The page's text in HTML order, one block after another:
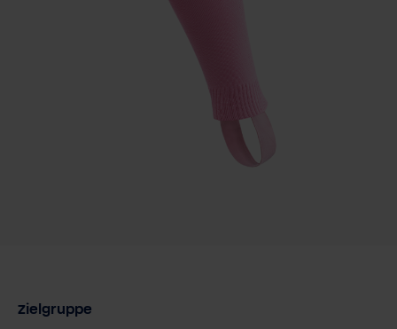
Zielgruppe